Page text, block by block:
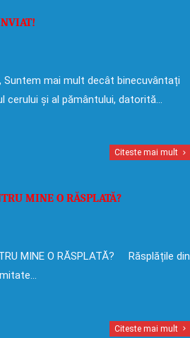
Suntem mai mult decât binecuvântați
cerului și al pământului, datorită…
Citeste mai mult
MINE O RĂSPLATĂ?
MINE O RĂSPLATĂ? Răsplățile din
Citeste mai mult